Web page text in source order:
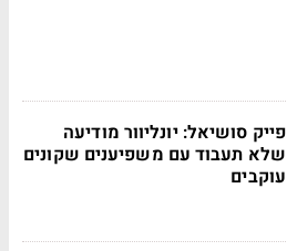
פייק סושיאל: יונליוור מודיעה
שלא תעבוד עם משפיענים שקונים
עוקבים